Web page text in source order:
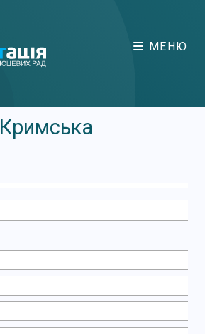
МЕНЮ
Кримська